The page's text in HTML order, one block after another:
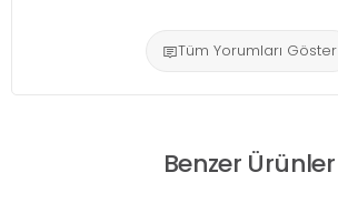
Tüm Yorumları Göster
Benzer Ürünler